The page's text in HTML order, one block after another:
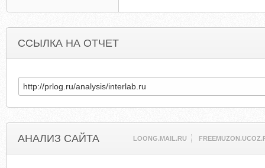
ССЫЛКА НА ОТЧЕТ
АНАЛИЗ САЙТА LOONG.MAIL.RU